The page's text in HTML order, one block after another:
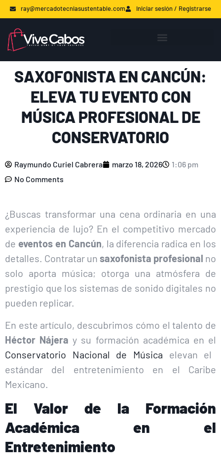
ray@mercadotecniasustentable.com Iniciar sesión / Registrarse
SAXOFONISTA EN CANCÚN:
ELEVA TU EVENTO CON
MÚSICA PROFESIONAL DE
CONSERVATORIO
Raymundo Curiel Cabrera marzo 18, 2026
1:06 pm
No Comments
¿Buscas transformar una cena ordinaria en una
experiencia de lujo? En el competitivo mercado
de eventos en Cancún, la diferencia radica en los
detalles. Contratar un saxofonista profesional no
solo aporta música; otorga una atmósfera de
prestigio que los sistemas de sonido digitales no
pueden replicar.
En este artículo, descubrimos cómo el talento de
Héctor Nájera y su formación académica en el
Conservatorio Nacional de Música elevan el
estándar del entretenimiento en el Caribe
Mexicano.
El Valor de la Formación
Académica en el
Entretenimiento